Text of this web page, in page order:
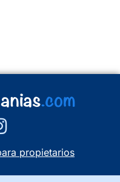
propietarios